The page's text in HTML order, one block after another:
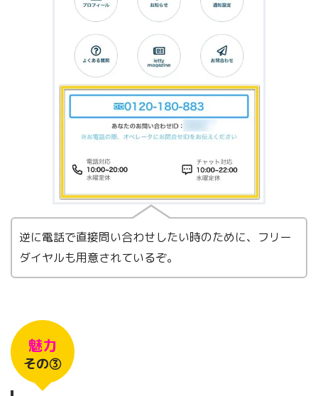
逆に電話で直接問い合わせしたい時のために、フリー
ダイヤルも用意されているぞ。
魅力
その③